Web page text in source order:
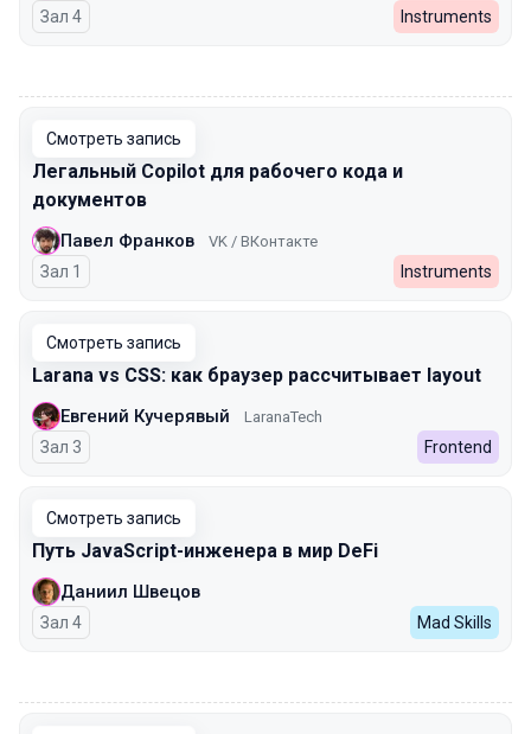
Зал 4 Instruments
Смотреть запись
Легальный Copilot для рабочего кода и
документов
Павел Франков VK / ВКонтакте
Зал 1 Instruments
Смотреть запись
Larana vs CSS: как браузер рассчитывает layout
Евгений Кучерявый LaranaTech
Зал 3 Frontend
Смотреть запись
Путь JavaScript-инженера в мир DeFi
Даниил Швецов
Зал 4 Mad Skills